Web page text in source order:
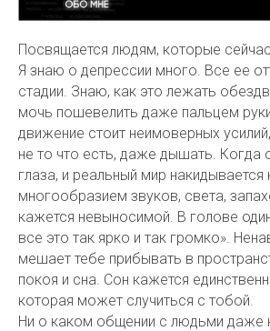
Посвящается людям, которые
Я знаю о депрессии много. Все ее
стадии. Знаю, как это лежать
мочь пошевелить даже пальцем
движение стоит неимоверных
не то что есть, даже дышать. Когда
глаза, и реальный мир накидывается
многообразием звуков, света,
кажется невыносимой. В голове
все это так ярко и так громко».
мешает тебе прибывать в
покоя и сна. Сон кажется
которая может случиться с тобой.
Ни о каком общении с людьми даже